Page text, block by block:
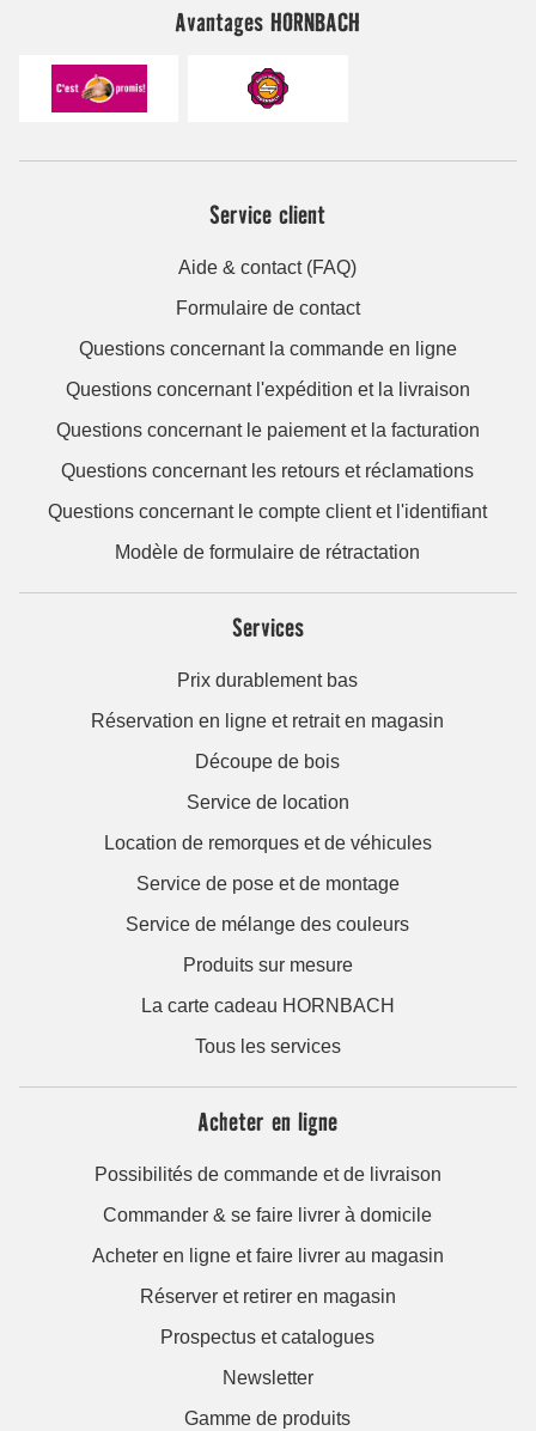
Avantages HORNBACH
Service client
Aide & contact (FAQ)
Formulaire de contact
Questions concernant la commande en ligne
Questions concernant l'expédition et la livraison
Questions concernant le paiement et la facturation
Questions concernant les retours et réclamations
Questions concernant le compte client et l'identifiant
Modèle de formulaire de rétractation
Services
Prix durablement bas
Réservation en ligne et retrait en magasin
Découpe de bois
Service de location
Location de remorques et de véhicules
Service de pose et de montage
Service de mélange des couleurs
Produits sur mesure
La carte cadeau HORNBACH
Tous les services
Acheter en ligne
Possibilités de commande et de livraison
Commander & se faire livrer à domicile
Acheter en ligne et faire livrer au magasin
Réserver et retirer en magasin
Prospectus et catalogues
Newsletter
Gamme de produits